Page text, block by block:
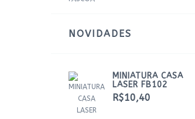
NOVIDADES
MINIATURA CASA
LASER FB102
R$10,40